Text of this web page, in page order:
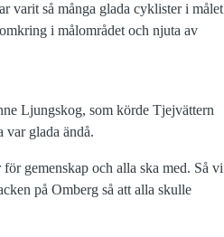
varit så många glada cyklister i målet
i målområdet och njuta av
Ljungskog, som körde Tjejvättern
var glada ändå.
gemenskap och alla ska med. Så vi
på Omberg så att alla skulle